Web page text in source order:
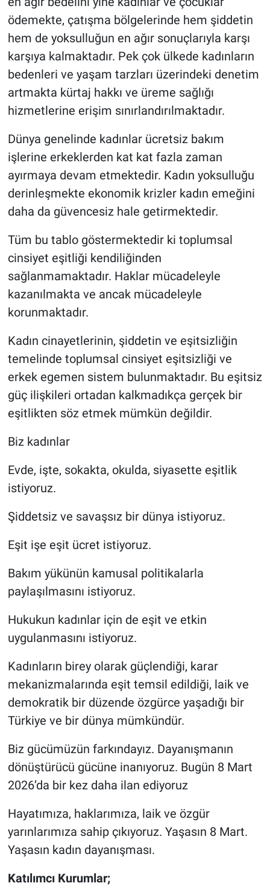
ödemekte, çatışma bölgelerinde hem şiddetin
hem de yoksulluğun en ağır sonuçlarıyla karşı
karşıya kalmaktadır. Pek çok ülkede kadınların
bedenleri ve yaşam tarzları üzerindeki denetim
artmakta kürtaj hakkı ve üreme sağlığı
hizmetlerine erişim sınırlandırılmaktadır.
Dünya genelinde kadınlar ücretsiz bakım
işlerine erkeklerden kat kat fazla zaman
ayırmaya devam etmektedir. Kadın yoksulluğu
derinleşmekte ekonomik krizler kadın emeğini
daha da güvencesiz hale getirmektedir.
Tüm bu tablo göstermektedir ki toplumsal
cinsiyet eşitliği kendiliğinden
sağlanmamaktadır. Haklar mücadeleyle
kazanılmakta ve ancak mücadeleyle
korunmaktadır.
Kadın cinayetlerinin, şiddetin ve eşitsizliğin
temelinde toplumsal cinsiyet eşitsizliği ve
erkek egemen sistem bulunmaktadır. Bu eşitsiz
güç ilişkileri ortadan kalkmadıkça gerçek bir
eşitlikten söz etmek mümkün değildir.
Biz kadınlar
Evde, işte, sokakta, okulda, siyasette eşitlik
istiyoruz.
Şiddetsiz ve savaşsız bir dünya istiyoruz.
Eşit işe eşit ücret istiyoruz.
Bakım yükünün kamusal politikalarla
paylaşılmasını istiyoruz.
Hukukun kadınlar için de eşit ve etkin
uygulanmasını istiyoruz.
Kadınların birey olarak güçlendiği, karar
mekanizmalarında eşit temsil edildiği, laik ve
demokratik bir düzende özgürce yaşadığı bir
Türkiye ve bir dünya mümkündür.
Biz gücümüzün farkındayız. Dayanışmanın
dönüştürücü gücüne inanıyoruz. Bugün 8 Mart
2026’da bir kez daha ilan ediyoruz
Hayatımıza, haklarımıza, laik ve özgür
yarınlarımıza sahip çıkıyoruz. Yaşasın 8 Mart.
Yaşasın kadın dayanışması.
Katılımcı Kurumlar;